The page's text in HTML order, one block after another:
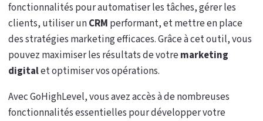
fonctionnalités pour automatiser les tâches, gérer les
clients, utiliser unCRM performant, et mettre en place
des stratégies marketing efficaces. Grâce à cet outil, vous
pouvez maximiser les résultats de votremarketing
digitalet optimiser vos opérations.
Avec GoHighLevel, vous avez accès à de nombreuses
fonctionnalités essentielles pour développer votre